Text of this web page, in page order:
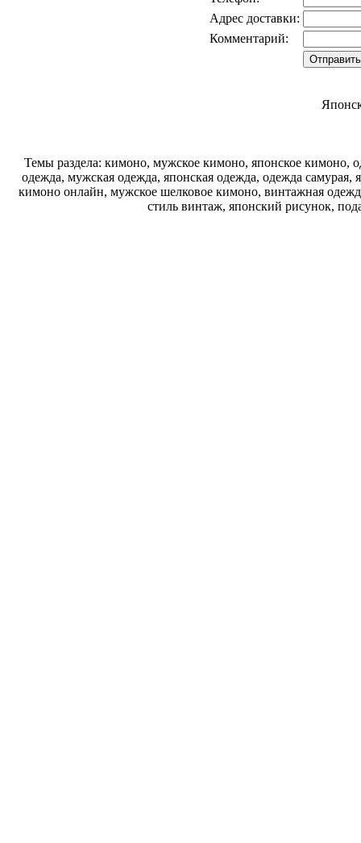
Адрес доставки:
Комментарий:
Темы раздела: кимоно, мужское кимоно, японское кимоно,
одежда, мужская одежда, японская одежда, одежда самурая,
кимоно онлайн, мужское шелковое кимоно, винтажная
стиль винтаж, японский рисунок,